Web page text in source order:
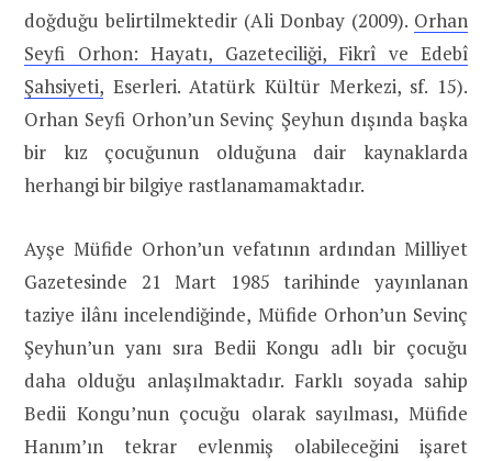
doğduğu belirtilmektedir (Ali Donbay (2009). Orhan
Seyfi Orhon: Hayatı, Gazeteciliği, Fikrî ve Edebî
Şahsiyeti, Eserleri. Atatürk Kültür Merkezi, sf. 15).
Orhan Seyfi Orhon’un Sevinç Şeyhun dışında başka
bir kız çocuğunun olduğuna dair kaynaklarda
herhangi bir bilgiye rastlanamamaktadır.
Ayşe Müfide Orhon’un vefatının ardından Milliyet
Gazetesinde 21 Mart 1985 tarihinde yayınlanan
taziye ilânı incelendiğinde, Müfide Orhon’un Sevinç
Şeyhun’un yanı sıra Bedii Kongu adlı bir çocuğu
daha olduğu anlaşılmaktadır. Farklı soyada sahip
Bedii Kongu’nun çocuğu olarak sayılması, Müfide
Hanım’ın tekrar evlenmiş olabileceğini işaret